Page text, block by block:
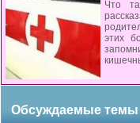
Что
этих
Обсуждаемые темы